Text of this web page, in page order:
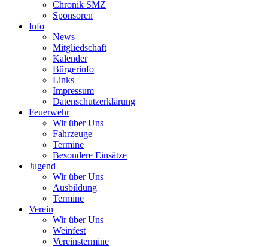
Chronik SMZ
Sponsoren
Info
News
Mitgliedschaft
Kalender
Bürgerinfo
Links
Impressum
Datenschutzerklärung
Feuerwehr
Wir über Uns
Fahrzeuge
Termine
Besondere Einsätze
Jugend
Wir über Uns
Ausbildung
Termine
Verein
Wir über Uns
Weinfest
Vereinstermine